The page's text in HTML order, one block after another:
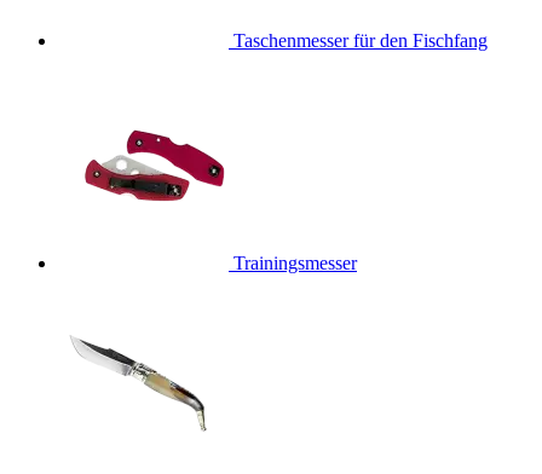
Taschenmesser für den Fischfang
Trainingsmesser